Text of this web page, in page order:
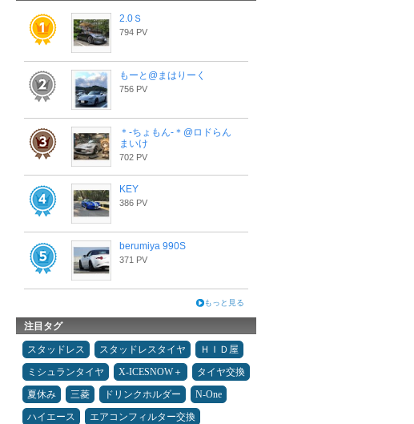
2.0Ｓ
794 PV
もーと@まはりーく
756 PV
＊-ちょもん-＊@ロドらん
まいけ
702 PV
KEY
386 PV
berumiya 990S
371 PV
もっと見る
注目タグ
スタッドレス スタッドレスタイヤ
ＨＩＤ屋
ミシュランタイヤ
X-ICESNOW＋
タイヤ交換
夏休み
三菱 ドリンクホルダー
N-One
ハイエース
エアコンフィルター交換